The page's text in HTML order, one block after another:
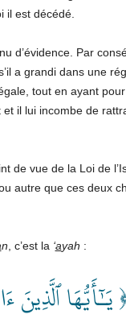
il est décédé.
d’évidence. Par
a grandi dans une
tout en ayant
il lui incombe de
de vue de la Loi de
autre que ces deux
n , c’est la ‘ayah :
يَـٰٓأَيُّهَا